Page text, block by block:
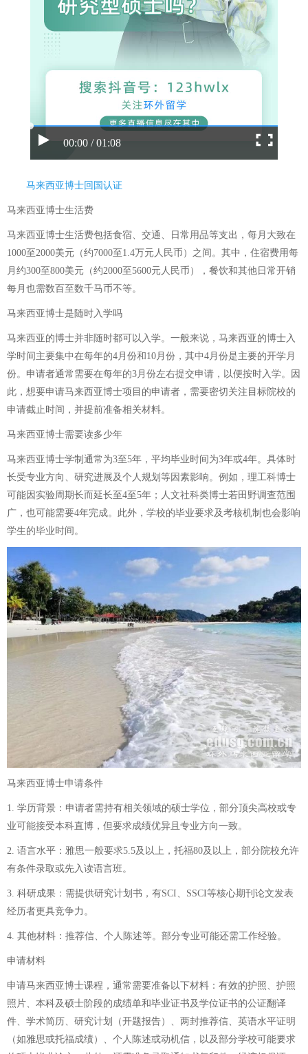
00:00 / 01:08
马来西亚博士回国认证
马来西亚博士生活费
马来西亚博士生活费包括食宿、交通、日常用品等支出，每月大致在
1000至2000美元（约7000至1.4万元人民币）之间。其中，住宿费用每
月约300至800美元（约2000至5600元人民币），餐饮和其他日常开销
每月也需数百至数千马币不等。
马来西亚博士是随时入学吗
马来西亚的博士并非随时都可以入学。一般来说，马来西亚的博士入
学时间主要集中在每年的4月份和10月份，其中4月份是主要的开学月
份。申请者通常需要在每年的3月份左右提交申请，以便按时入学。因
此，想要申请马来西亚博士项目的申请者，需要密切关注目标院校的
申请截止时间，并提前准备相关材料。
马来西亚博士需要读多少年
马来西亚博士学制通常为3至5年，平均毕业时间为3年或4年。具体时
长受专业方向、研究进展及个人规划等因素影响。例如，理工科博士
可能因实验周期长而延长至4至5年；人文社科类博士若田野调查范围
广，也可能需要4年完成。此外，学校的毕业要求及考核机制也会影响
学生的毕业时间。
马来西亚博士申请条件
1. 学历背景：申请者需持有相关领域的硕士学位，部分顶尖高校或专
业可能接受本科直博，但要求成绩优异且专业方向一致。
2. 语言水平：雅思一般要求5.5及以上，托福80及以上，部分院校允许
有条件录取或先入读语言班。
3. 科研成果：需提供研究计划书，有SCI、SSCI等核心期刊论文发表
经历者更具竞争力。
4. 其他材料：推荐信、个人陈述等。部分专业可能还需工作经验。
申请材料
申请马来西亚博士课程，通常需要准备以下材料：有效的护照、护照
照片、本科及硕士阶段的成绩单和毕业证书及学位证书的公证翻译
件、学术简历、研究计划（开题报告）、两封推荐信、英语水平证明
（如雅思或托福成绩）、个人陈述或动机信，以及部分学校可能要求